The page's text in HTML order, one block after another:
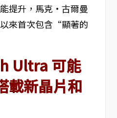
提升，馬克·古爾曼
來首次包含“顯著的
Ultra 可能
載新晶片和